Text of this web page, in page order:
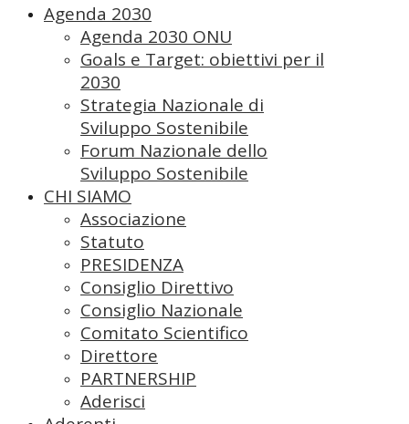
Agenda 2030
Agenda 2030 ONU
Goals e Target: obiettivi per il
2030
Strategia Nazionale di
Sviluppo Sostenibile
Forum Nazionale dello
Sviluppo Sostenibile
CHI SIAMO
Associazione
Statuto
PRESIDENZA
Consiglio Direttivo
Consiglio Nazionale
Comitato Scientifico
Direttore
PARTNERSHIP
Aderisci